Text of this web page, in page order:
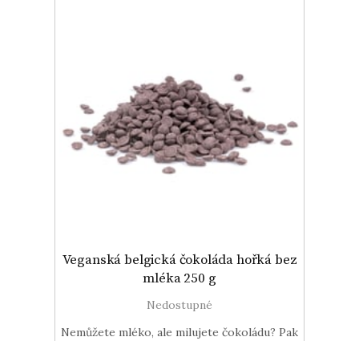
Veganská belgická čokoláda hořká bez
mléka 250 g
Nedostupné
Nemůžete mléko, ale milujete čokoládu? Pak